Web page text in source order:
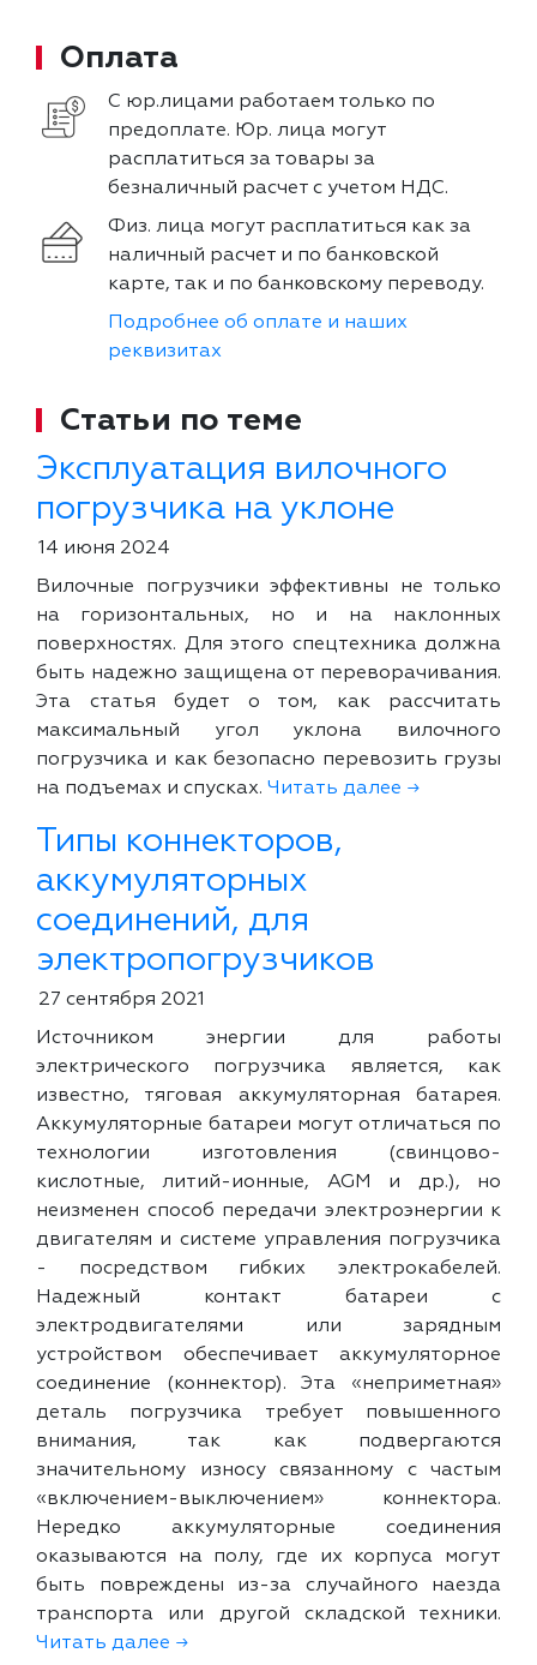
Оплата
С юр.лицами работаем только по
предоплате. Юр. лица могут
расплатиться за товары за
безналичный расчет с учетом НДС.
Физ. лица могут расплатиться как за
наличный расчет и по банковской
карте, так и по банковскому переводу.
Подробнее об оплате и наших
реквизитах
Статьи по теме
Эксплуатация вилочного
погрузчика на уклоне
14 июня 2024
Вилочные погрузчики эффективны не только
на горизонтальных, но и на наклонных
поверхностях. Для этого спецтехника должна
быть надежно защищена от переворачивания.
Эта статья будет о том, как рассчитать
максимальный угол уклона вилочного
погрузчика и как безопасно перевозить грузы
на подъемах и спусках. Читать далее →
Типы коннекторов,
аккумуляторных
соединений, для
электропогрузчиков
27 сентября 2021
Источником энергии для работы
электрического погрузчика является, как
известно, тяговая аккумуляторная батарея.
Аккумуляторные батареи могут отличаться по
технологии изготовления (свинцово-
кислотные, литий-ионные, AGM и др.), но
неизменен способ передачи электроэнергии к
двигателям и системе управления погрузчика
- посредством гибких электрокабелей.
Надежный контакт батареи с
электродвигателями или зарядным
устройством обеспечивает аккумуляторное
соединение (коннектор). Эта «неприметная»
деталь погрузчика требует повышенного
внимания, так как подвергаются
значительному износу связанному с частым
«включением-выключением» коннектора.
Нередко аккумуляторные соединения
оказываются на полу, где их корпуса могут
быть повреждены из-за случайного наезда
транспорта или другой складской техники.
Читать далее →